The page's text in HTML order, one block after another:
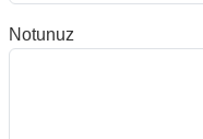
Notunuz